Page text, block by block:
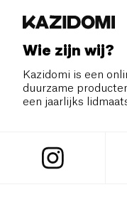
Wie zijn wij?
Kazidomi is een
duurzame
een jaarlijks